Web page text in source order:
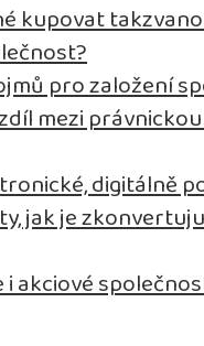
kupovat
pro založení
mezi
digitálně
jak je
akciové